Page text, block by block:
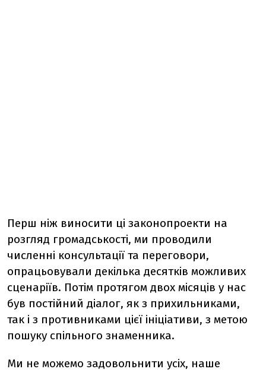
Перш ніж виносити ці законопроекти на
розгляд громадськості, ми проводили
численні консультації та переговори,
опрацьовували декілька десятків можливих
сценаріїв. Потім протягом двох місяців у нас
був постійний діалог, як з прихильниками,
так і з противниками цієї ініціативи, з метою
пошуку спільного знаменника.
Ми не можемо задовольнити усіх, наше